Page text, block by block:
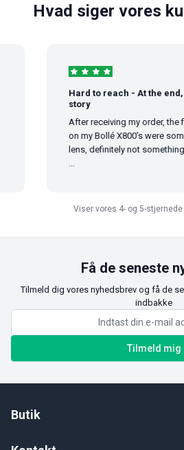
Hvad siger vores
Hard to reach - At the end,
story
After receiving my order, the
on my Bollé X800's were
lens, definitely not something
Viser vores 4- og 5-
Få de seneste
Tilmeld dig vores nyhedsbrev og få de
indbakke
Tilmeld mig
Butik